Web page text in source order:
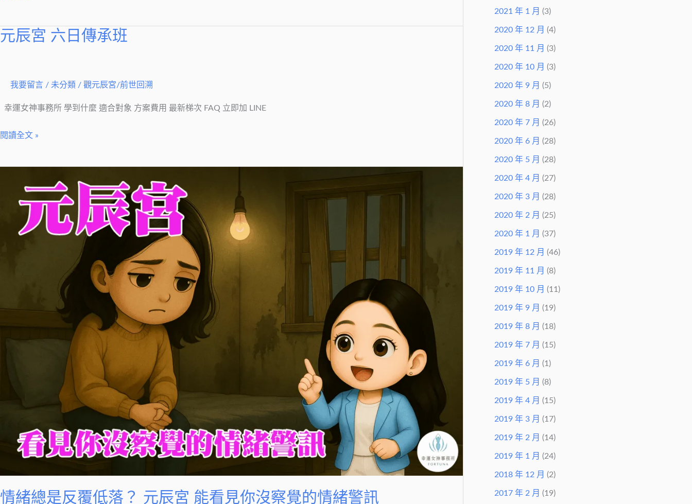
元辰宮 六日傳承班
我要留言 / 未分類 / 觀元辰宮/前世回溯
幸運女神事務所 學到什麼 適合對象 方案費用 最新梯次 FAQ 立即加 LINE
元
傳
班
閱讀全文 »
情緒總是反覆低落？ 元辰宮 能看見你沒察覺的情緒警訊
辰
訊
2021 年 1 月 (3)
2020 年 12 月 (4)
2020 年 11 月 (3)
2020 年 10 月 (3)
2020 年 9 月 (5)
2020 年 8 月 (2)
2020 年 7 月 (26)
2020 年 6 月 (28)
2020 年 5 月 (28)
2020 年 4 月 (27)
2020 年 3 月 (28)
2020 年 2 月 (25)
2020 年 1 月 (37)
2019 年 12 月 (46)
2019 年 11 月 (8)
2019 年 10 月 (11)
2019 年 9 月 (19)
2019 年 8 月 (18)
2019 年 7 月 (15)
2019 年 6 月 (1)
2019 年 5 月 (8)
2019 年 4 月 (15)
2019 年 3 月 (17)
2019 年 2 月 (14)
2019 年 1 月 (24)
2018 年 12 月 (2)
2017 年 2 月 (19)